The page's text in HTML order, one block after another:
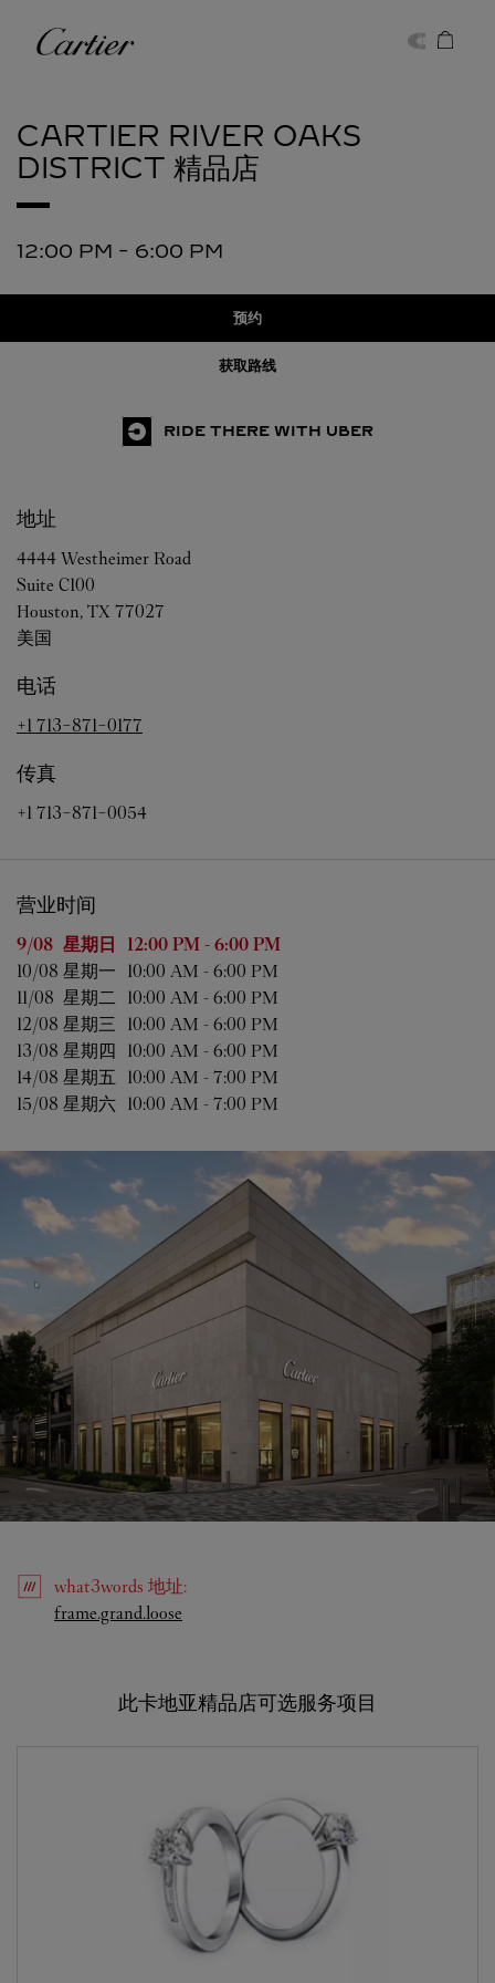
卡地亚
CARTIER RIVER OAKS
DISTRICT 精品店
12:00 PM - 6:00 PM
预约
获取路线
RIDE THERE WITH UBER
地址
4444 Westheimer Road
Suite C100
Houston, TX 77027
美国
电话
+1 713-871-0177
传真
+1 713-871-0054
营业时间
星期营业时间
9/08 星期日 12:00 PM - 6:00 PM
10/08 星期一 10:00 AM - 6:00 PM
11/08 星期二 10:00 AM - 6:00 PM
12/08 星期三 10:00 AM - 6:00 PM
13/08 星期四 10:00 AM - 6:00 PM
14/08 星期五 10:00 AM - 7:00 PM
15/08 星期六 10:00 AM - 7:00 PM
what3words 地址:
frame.grand.loose
此卡地亚精品店可选服务项目